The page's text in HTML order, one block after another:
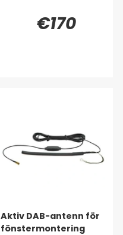
€170
Aktiv DAB-antenn för
fönstermontering